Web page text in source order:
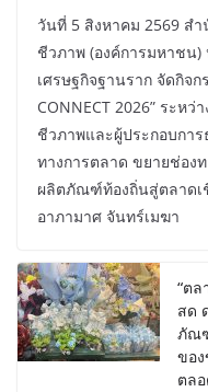
วันที่ 5 สิงหาคม 2569 ส
ชีวภาพ (องค์การมหาชน)
เศรษฐกิจฐานราก จัดกิจก
CONNECT 2026” ระห
ชีวภาพและผู้ประกอบการ
ทางการตลาด ขยายช่อง
ผลิตภัณฑ์ท้องถิ่นสู่ตลาดเ
อาภามาศ จันทร์เมฆา
“ตล
สด
ภัณ
ขอ
ตล